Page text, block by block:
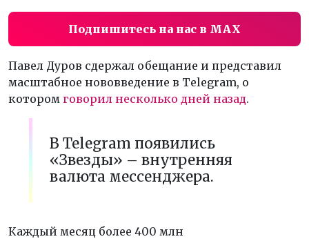
Подпишитесь на нас в MAX
Павел Дуров сдержал обещание и представил
масштабное нововведение в Telegram, о
котором говорил несколько дней назад.
В Telegram появились
«Звезды» – внутренняя
валюта мессенджера.
Каждый месяц более 400 млн